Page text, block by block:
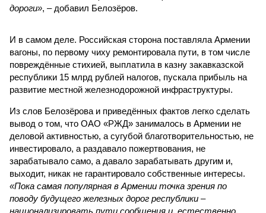
дороги», – добавил Белозёров.
И в самом деле. Российская сторона поставляла Армении
вагоны, по первому чиху ремонтировала пути, в том числе
повреждённые стихией, выплатила в казну закавказской
республики 15 млрд рублей налогов, пускала прибыль на
развитие местной железнодорожной инфраструктуры.
Из слов Белозёрова и приведённых фактов легко сделать
вывод о том, что ОАО «РЖД» занималось в Армении не
деловой активностью, а сугубой благотворительностью, не
инвестировало, а раздавало пожертвования, не
зарабатывало само, а давало зарабатывать другим и,
выходит, никак не гарантировало собственные интересы.
«Пока самая популярная в Армении точка зрения по
поводу будущего железных дорог рес­публики –
национализировать пути сообщения и, естественно,